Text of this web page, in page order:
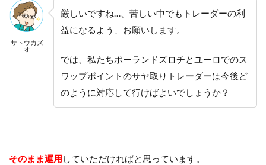
サトウカズ
オ
厳しいですね…、苦しい中でもトレーダーの利
益になるよう、お願いします。
では、私たちポーランドズロチとユーロでのス
ワップポイントのサヤ取りトレーダーは今後ど
のように対応して行けばよいでしょうか？
そのまま運用 していただければと思っています。